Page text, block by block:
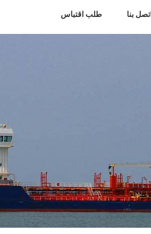
اتصل بنا طلب اقتباس